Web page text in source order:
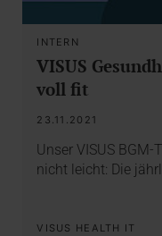
INTERN
VISUS
voll fit
23.11.2021
Unser VISUS
nicht leicht: Die
VISUS HEALTH IT